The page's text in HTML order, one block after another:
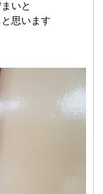
いと
思います